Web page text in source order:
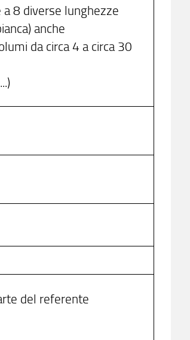
8 diverse lunghezze
anche
da circa 4 a circa 30
del referente